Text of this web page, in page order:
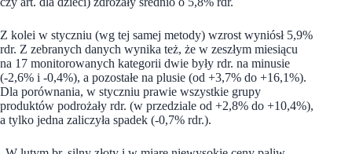
Z kolei w styczniu (wg tej samej metody) wzrost wyniósł 5,9%
rdr. Z zebranych danych wynika też, że w zeszłym miesiącu
na 17 monitorowanych kategorii dwie były rdr. na minusie
(-2,6% i -0,4%), a pozostałe na plusie (od +3,7% do +16,1%).
Dla porównania, w styczniu prawie wszystkie grupy
produktów podrożały rdr. (w przedziale od +2,8% do +10,4%),
a tylko jedna zaliczyła spadek (-0,7% rdr.).